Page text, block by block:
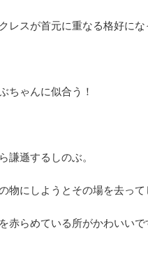
レスが首元に重なる格好に
ちゃんに似合う！
謙遜するしのぶ。
物にしようとその場を去って
赤らめている所がかわいいで